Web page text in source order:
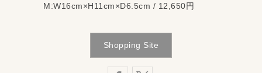
M:W16cm×H11cm×D6.5cm / 12,650円
Shopping Site